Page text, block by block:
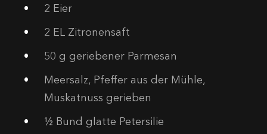
2 Eier
2 EL Zitronensaft
50 g geriebener Parmesan
Meersalz, Pfeffer aus der Mühle,
Muskatnuss gerieben
½ Bund glatte Petersilie